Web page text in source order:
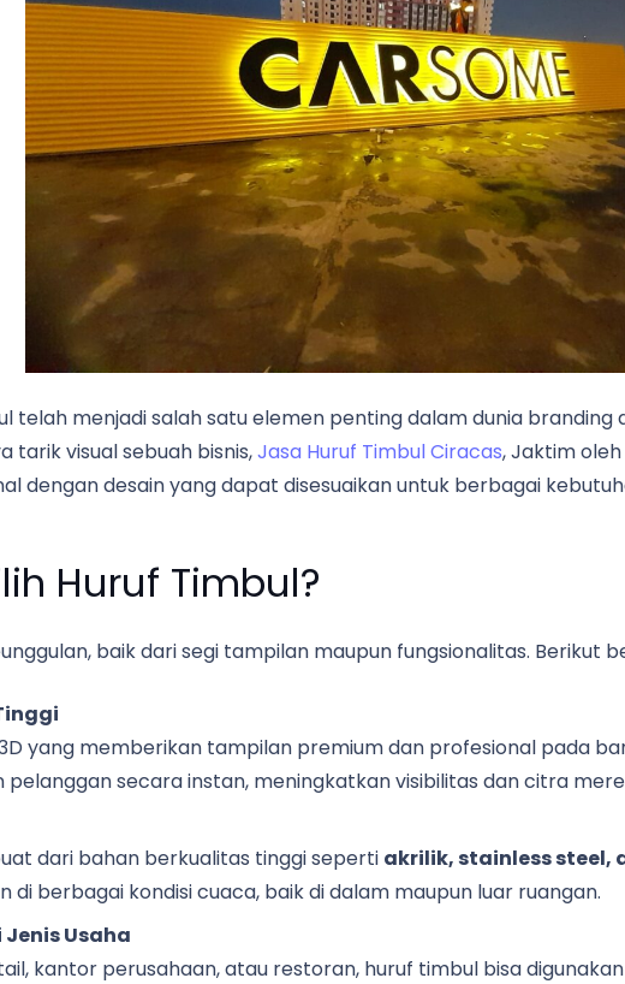
telah menjadi salah satu elemen penting dalam dunia branding
tarik visual sebuah bisnis,Jasa Huruf Timbul Ciracas, Jaktim
dengan desain yang dapat disesuaikan untuk berbagai
Huruf Timbul?
baik dari segi tampilan maupun fungsionalitas. Berikut
yang memberikan tampilan premium dan profesional pada
secara instan, meningkatkan visibilitas dan citra
dari bahan berkualitas tinggi seperti akrilik, stainless steel,
berbagai kondisi cuaca, baik di dalam maupun luar ruangan.
Usaha
kantor perusahaan, atau restoran, huruf timbul bisa